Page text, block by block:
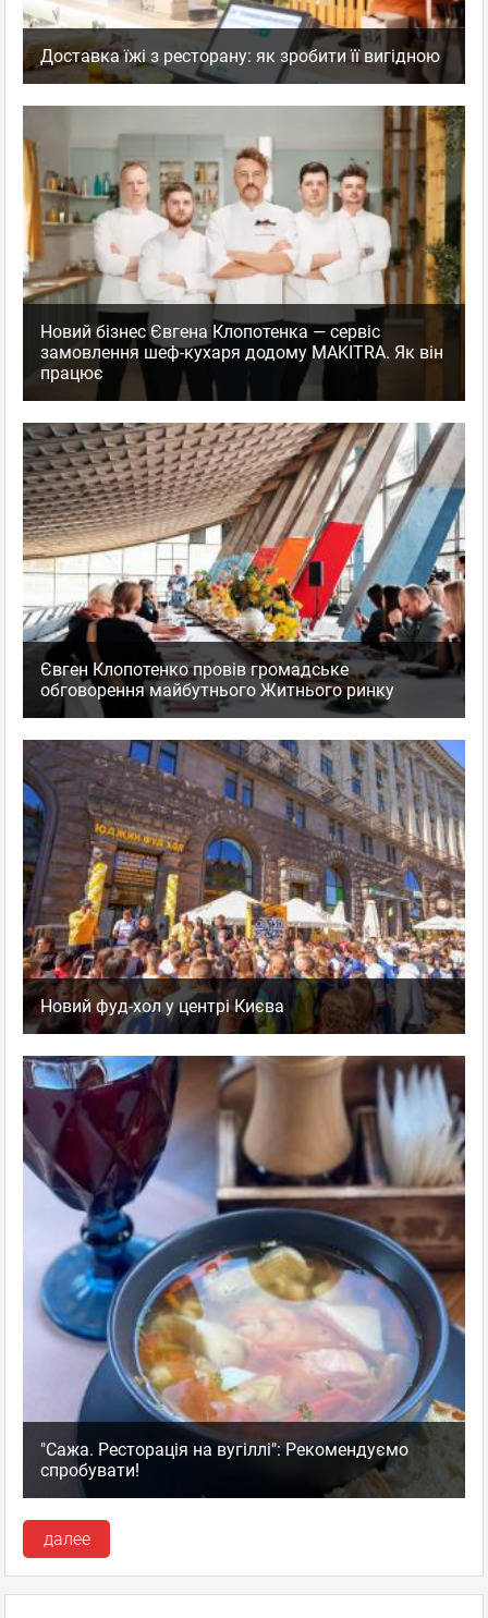
Доставка їжі з ресторану: як зробити її вигідною
Новий бізнес Євгена Клопотенка — сервіс
замовлення шеф-кухаря додому MAKITRA. Як він
працює
Євген Клопотенко провів громадське
обговорення майбутнього Житнього ринку
Новий фуд-хол у центрі Києва
"Сажа. Ресторація на вугіллі": Рекомендуємо
спробувати!
далее